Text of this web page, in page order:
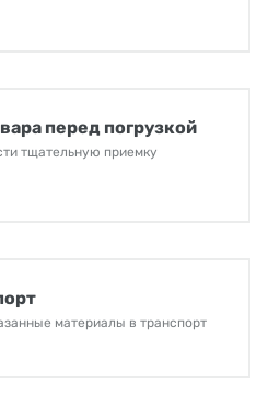
перед погрузкой
тщательную приемку
материалы в транспорт